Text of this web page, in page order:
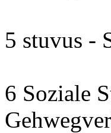
5 stuvus -
6 Soziale